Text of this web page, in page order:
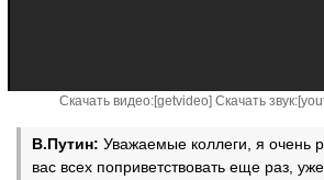
Скачать видео:[getvideo] Скачать звук:[
В.Путин: Уважаемые коллеги, я очень
вас всех поприветствовать еще раз,